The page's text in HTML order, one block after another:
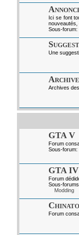
Ici se font
nouveautés,
Sous-forum:
Une
Archives
GTA V
Forum
Sous-forum:
GTA IV
Forum
Sous-
Modding
Forum